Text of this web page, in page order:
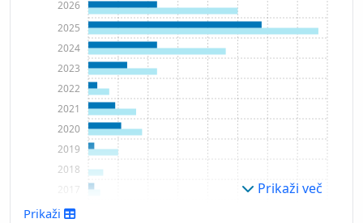
2016
2017
2018
2019
2020
2021
2022
2023
2024
2025
2026
Prikaži več
Prikaži